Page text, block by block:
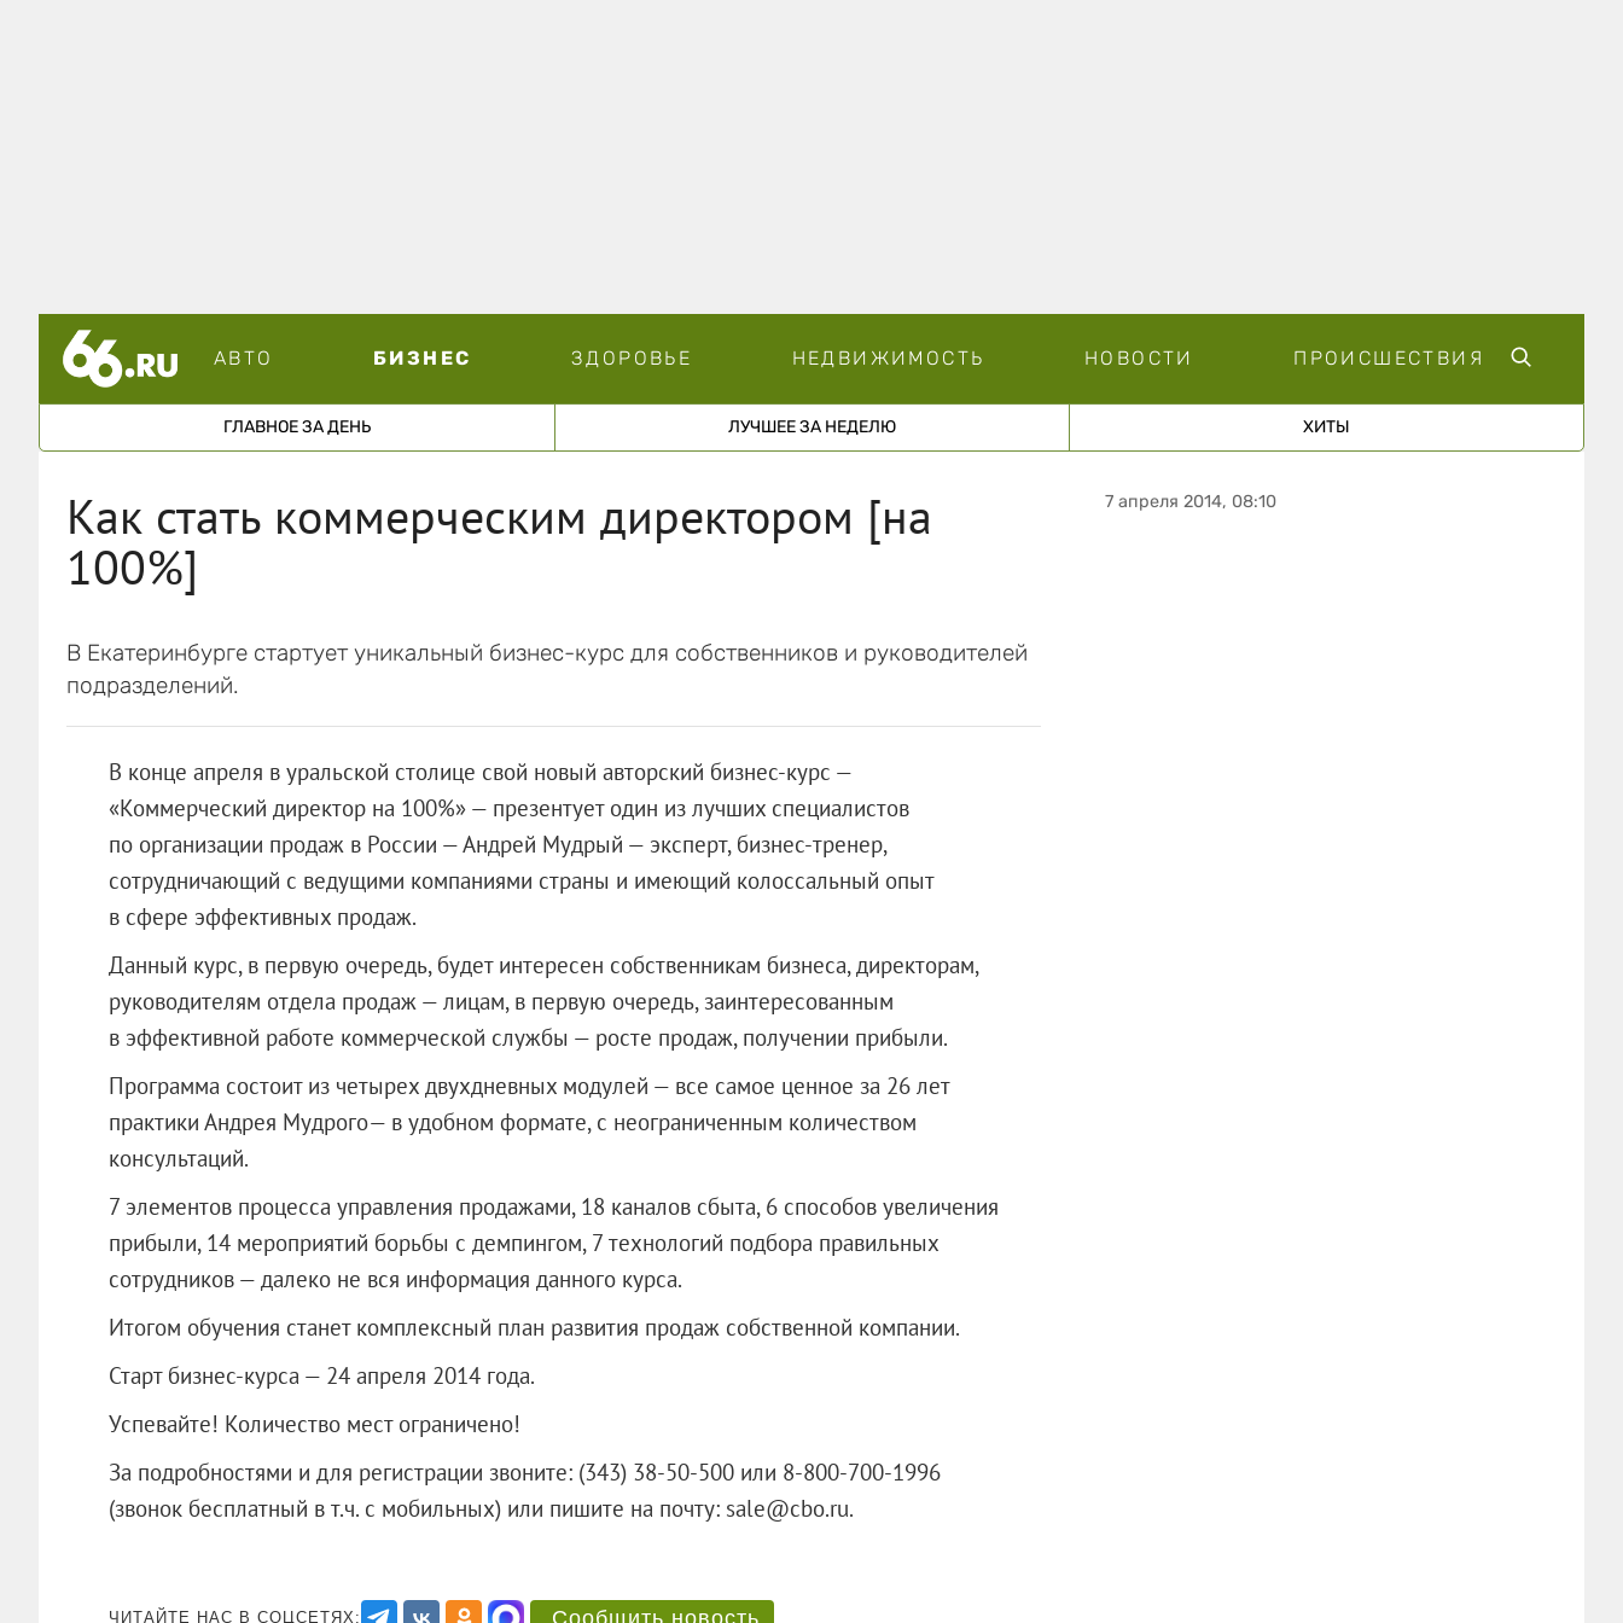
АВТО БИЗНЕС ЗДОРОВЬЕ НЕДВИЖИМОСТЬ НОВОСТИ ПРОИСШЕСТВИЯ
ГЛАВНОЕ ЗА ДЕНЬ ЛУЧШЕЕ ЗА НЕДЕЛЮ ХИТЫ
Как стать коммерческим директором [на
100%]
В Екатеринбурге стартует уникальный бизнес-курс для собственников и руководителей
подразделений.
В конце апреля в уральской столице свой новый авторский бизнес-курс —
«Коммерческий директор на 100%» — презентует один из лучших специалистов
по организации продаж в России — Андрей Мудрый — эксперт, бизнес-тренер,
сотрудничающий с ведущими компаниями страны и имеющий колоссальный опыт
в сфере эффективных продаж.
Данный курс, в первую очередь, будет интересен собственникам бизнеса, директорам,
руководителям отдела продаж — лицам, в первую очередь, заинтересованным
в эффективной работе коммерческой службы — росте продаж, получении прибыли.
Программа состоит из четырех двухдневных модулей — все самое ценное за 26 лет
практики Андрея Мудрого— в удобном формате, с неограниченным количеством
консультаций.
7 элементов процесса управления продажами, 18 каналов сбыта, 6 способов увеличения
прибыли, 14 мероприятий борьбы с демпингом, 7 технологий подбора правильных
сотрудников — далеко не вся информация данного курса.
Итогом обучения станет комплексный план развития продаж собственной компании.
Старт бизнес-курса — 24 апреля 2014 года.
Успевайте! Количество мест ограничено!
За подробностями и для регистрации звоните: (343) 38-50-500 или 8-800-700-1996
(звонок бесплатный в т.ч. с мобильных) или пишите на почту: sale@cbo.ru.
ЧИТАЙТЕ НАС В СОЦСЕТЯХ: Сообщить новость
7 апреля 2014, 08:10